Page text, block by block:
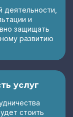
и
защищать
развитию
услуг
стоить